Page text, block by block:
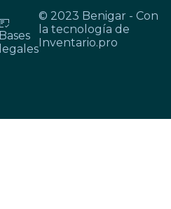
Bases
legales
© 2023 Benigar - Con
la tecnología de
Inventario.pro